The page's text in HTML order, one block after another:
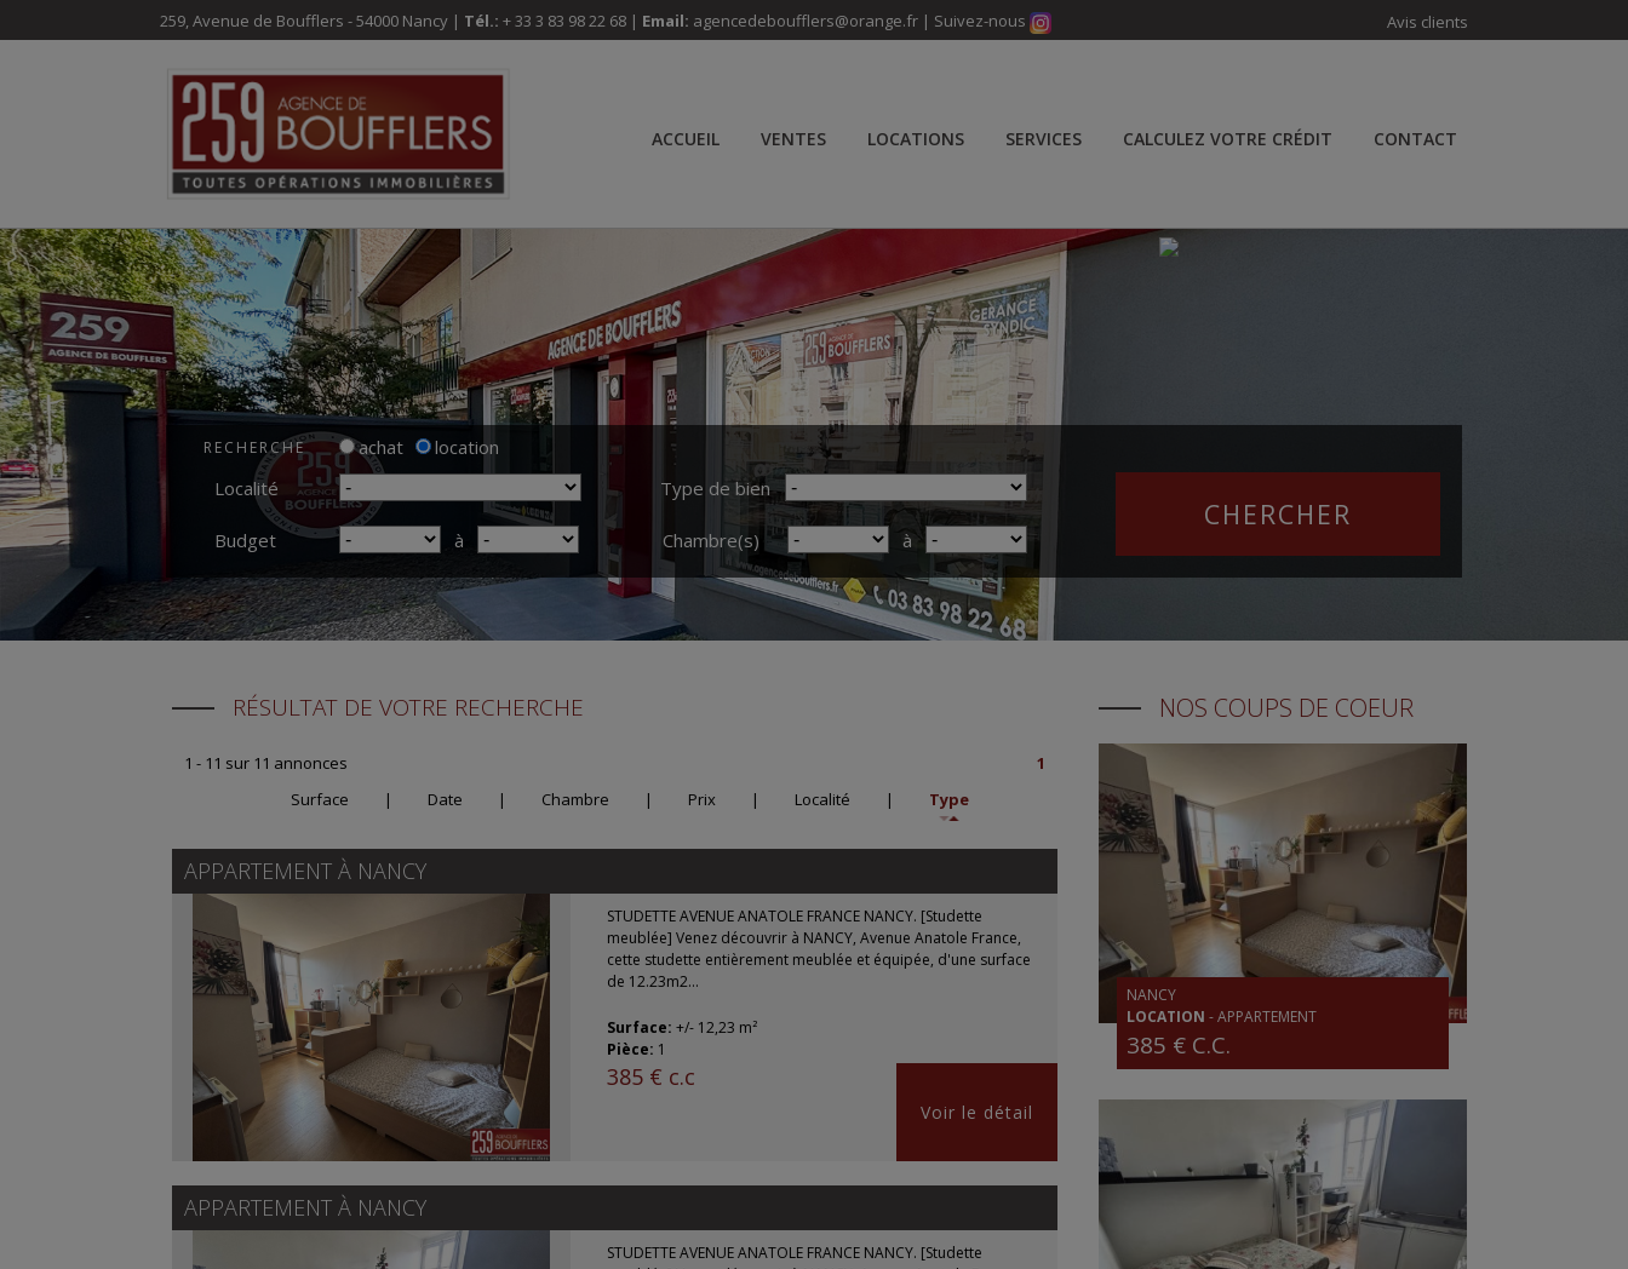
259, Avenue de Boufflers - 54000 Nancy | Tél.: + 33 3 83 98 22 68 | Email: agencedeboufflers@orange.fr | Suivez-nous Avis clients
ACCUEIL VENTES LOCATIONS SERVICES CALCULEZ VOTRE CRÉDIT CONTACT
RECHERCHE achat
location
Localité
Type de bien
Budget à Chambre(s) à
RÉSULTAT DE VOTRE RECHERCHE
1 - 11 sur 11 annonces
1
Surface
| Date | Chambre | Prix | Localité | Type
APPARTEMENT À NANCY
STUDETTE AVENUE ANATOLE FRANCE NANCY. [Studette
meublée] Venez découvrir à NANCY, Avenue Anatole France,
cette studette entièrement meublée et équipée, d'une surface
de 12.23m2...
Surface: +/- 12,23 m²
Pièce: 1
385 € c.c
Voir le détail
APPARTEMENT À NANCY
STUDETTE AVENUE ANATOLE FRANCE NANCY. [Studette
NOS COUPS DE COEUR
NANCY
LOCATION -APPARTEMENT
385 € C.C.